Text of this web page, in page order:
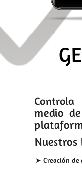
medio
Nuestros
➤ Creación de